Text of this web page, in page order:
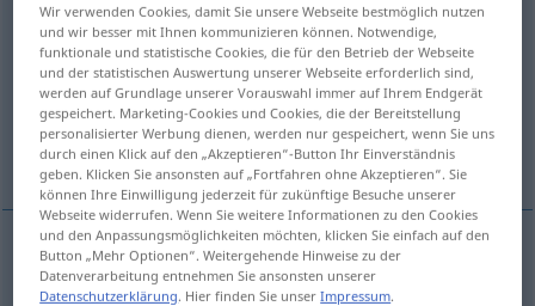
Verlagm <-(e)s;-e>
Übersicht aller Übersetzungen
(Für mehr Details die Übersetzung anklicken/antippen)
naklada, izdavačka kuća
naklada, izdavačkakuća Verlag
Wir verwenden Cookies, damit Sie unsere Webseite bestmöglich nutzen
und wir besser mit Ihnen kommunizieren können. Notwendige,
funktionale und statistische Cookies, die für den Betrieb der Webseite
und der statistischen Auswertung unserer Webseite erforderlich sind,
werden auf Grundlage unserer Vorauswahl immer auf Ihrem Endgerät
gespeichert. Marketing-Cookies und Cookies, die der Bereitstellung
personalisierter Werbung dienen, werden nur gespeichert, wenn Sie uns
durch einen Klick auf den „Akzeptieren“-Button Ihr Einverständnis
geben. Klicken Sie ansonsten auf „Fortfahren ohne Akzeptieren“. Sie
können Ihre Einwilligung jederzeit für zukünftige Besuche unserer
Webseite widerrufen. Wenn Sie weitere Informationen zu den Cookies
und den Anpassungsmöglichkeiten möchten, klicken Sie einfach auf den
Button „Mehr Optionen“. Weitergehende Hinweise zu der
Datenverarbeitung entnehmen Sie ansonsten unserer
Datenschutzerklärung. Hier finden Sie unserImpressum.